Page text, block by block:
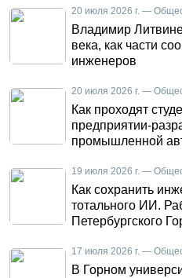
20 июля 2026 г. —
Владимир
века, как части
инженеров
20 июля 2026 г. —
Как проходят
предприятии-
промышленной
19 июля 2026 г. —
Как сохранить
тотального ИИ.
Петербургского
17 июля 2026 г. —
В Горном